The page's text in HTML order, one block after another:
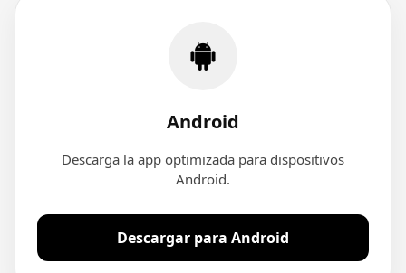
Android
Descarga la app optimizada para dispositivos
Android.
Descargar para Android